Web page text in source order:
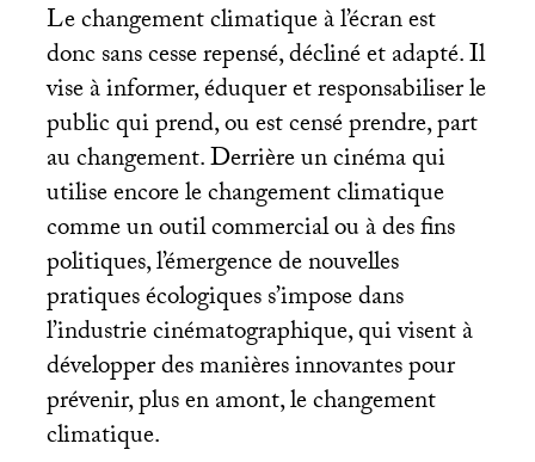
Le changement climatique à l’écran est
donc sans cesse repensé, décliné et adapté. Il
vise à informer, éduquer et responsabiliser le
public qui prend, ou est censé prendre, part
au changement. Derrière un cinéma qui
utilise encore le changement climatique
comme un outil commercial ou à des fins
politiques, l’émergence de nouvelles
pratiques écologiques s’impose dans
l’industrie cinématographique, qui visent à
développer des manières innovantes pour
prévenir, plus en amont, le changement
climatique.